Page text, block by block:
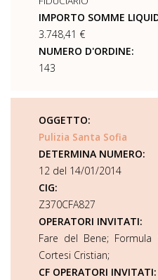
IMPORTO SOMME
3.748,41 €
NUMERO D'ORDINE:
143
OGGETTO:
Pulizia Santa Sofia
DETERMINA NUMERO:
12 del 14/01/2014
CIG:
Z370CFA827
OPERATORI INVITATI:
Fare del Bene; Formula
Cortesi Cristian;
CF OPERATORI INVITATI: